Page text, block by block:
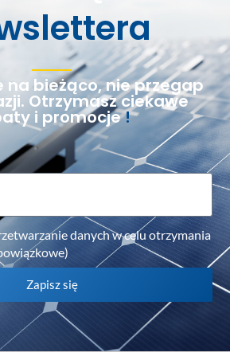
na bieżąco, nie przegap
Otrzymasz ciekawe
i promocje!
danych w celu otrzymania
Zapisz się